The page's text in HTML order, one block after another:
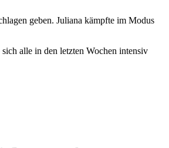
geben. Juliana kämpfte im Modus
alle in den letzten Wochen intensiv